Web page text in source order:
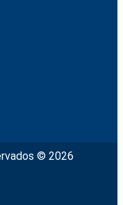
© 2026